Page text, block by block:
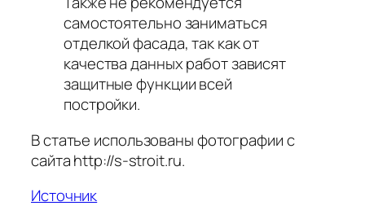
самостоятельно заниматься
отделкой фасада, так как от
качества данных работ зависят
защитные функции всей
постройки.
В статье использованы фотографии с
сайтаhttp://s-stroit.ru.
Источник